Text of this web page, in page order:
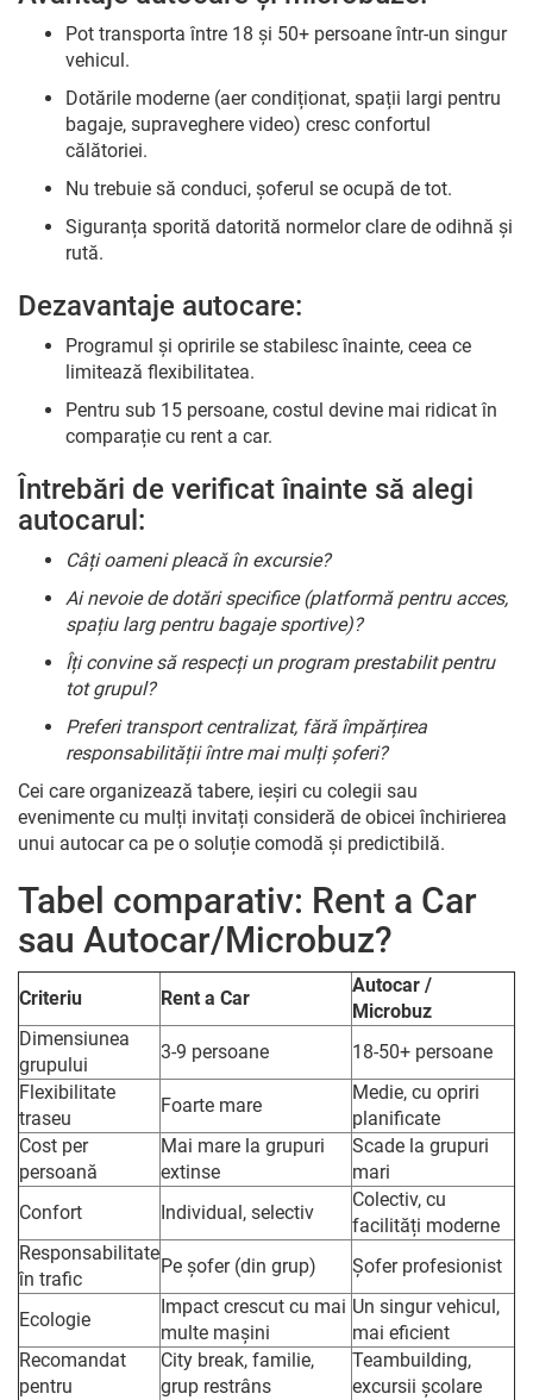
Pot transporta între 18 și 50+ persoane într-un singur
vehicul.
Dotările moderne (aer condiționat, spații largi pentru
bagaje, supraveghere video) cresc confortul
călătoriei.
Nu trebuie să conduci, șoferul se ocupă de tot.
Siguranța sporită datorită normelor clare de odihnă și
rută.
Dezavantaje autocare:
Programul și opririle se stabilesc înainte, ceea ce
limitează flexibilitatea.
Pentru sub 15 persoane, costul devine mai ridicat în
comparație cu rent a car.
Întrebări de verificat înainte să alegi
autocarul:
Câți oameni pleacă în excursie?
Ai nevoie de dotări specifice (platformă pentru acces,
spațiu larg pentru bagaje sportive)?
Îți convine să respecți un program prestabilit pentru
tot grupul?
Preferi transport centralizat, fără împărțirea
responsabilității între mai mulți șoferi?
Cei care organizează tabere, ieșiri cu colegii sau
evenimente cu mulți invitați consideră de obicei închirierea
unui autocar ca pe o soluție comodă și predictibilă.
Tabel comparativ: Rent a Car
sau Autocar/Microbuz?
Criteriu Rent a Car
Autocar /
Microbuz
Dimensiunea
grupului
3-9 persoane
18-50+ persoane
Flexibilitate
traseu
Foarte mare
Medie, cu opriri
planificate
Cost per
persoană
Mai mare la grupuri
extinse
Scade la grupuri
mari
Confort
Individual, selectiv
Colectiv, cu
facilități moderne
Responsabilitate
în trafic
Pe șofer (din grup) Șofer profesionist
Ecologie
Impact crescut cu mai
multe mașini
Un singur vehicul,
mai eficient
Recomandat
pentru
City break, familie,
grup restrâns
Teambuilding,
excursii școlare